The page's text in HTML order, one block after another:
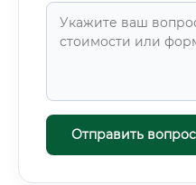
Отправить вопрос